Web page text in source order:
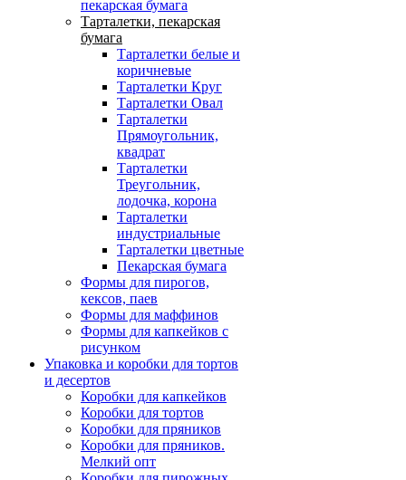
пекарская бумага
Тарталетки, пекарская
бумага
Тарталетки белые и
коричневые
Тарталетки Круг
Тарталетки Овал
Тарталетки
Прямоугольник,
квадрат
Тарталетки
Треугольник,
лодочка, корона
Тарталетки
индустриальные
Тарталетки цветные
Пекарская бумага
Формы для пирогов,
кексов, паев
Формы для маффинов
Формы для капкейков с
рисунком
Упаковка и коробки для тортов
и десертов
Коробки для капкейков
Коробки для тортов
Коробки для пряников
Коробки для пряников.
Мелкий опт